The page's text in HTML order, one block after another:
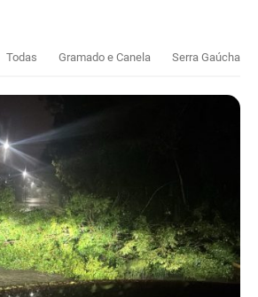
Todas Gramado e Canela Serra Gaúcha